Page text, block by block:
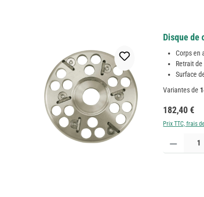
Disque de
Corps en
Retrait
Surface
Variantes de
Prix régulier :
182,40 €
Prix TTC, frais
Quantité de